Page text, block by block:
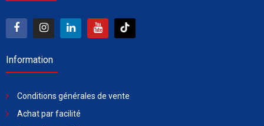
Information
Conditions générales de vente
Achat par facilité